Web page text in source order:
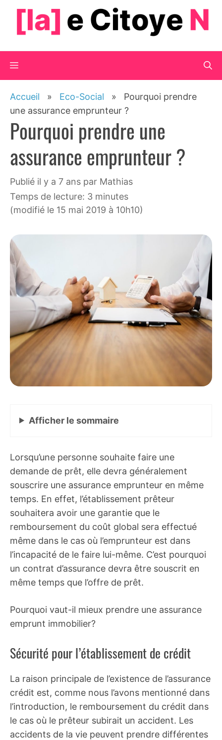
contenu
Menu
Accueil » Eco-Social » Pourquoi prendre
une assurance emprunteur ?
Pourquoi prendre une
assurance emprunteur ?
publié il y a 7 ans par Mathias
Temps de lecture: 3 minutes
(modifié le 15 mai 2019 à 10h10)
Afficher le sommaire
Lorsqu’une personne souhaite faire une
demande de prêt, elle devra généralement
souscrire une assurance emprunteur en même
temps. En effet, l’établissement prêteur
souhaitera avoir une garantie que le
remboursement du coût global sera effectué
même dans le cas où l’emprunteur est dans
l’incapacité de le faire lui-même. C’est pourquoi
un contrat d’assurance devra être souscrit en
même temps que l’offre de prêt.
Pourquoi vaut-il mieux prendre une assurance
emprunt immobilier?
Sécurité pour l’établissement de crédit
La raison principale de l’existence de l’assurance
crédit est, comme nous l’avons mentionné dans
l’introduction, le remboursement du crédit dans
le cas où le prêteur subirait un accident. Les
accidents de la vie peuvent prendre différentes